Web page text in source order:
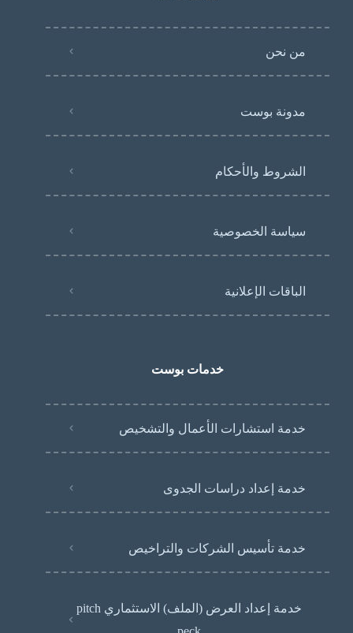
من نحن
مدونة بوست
الشروط والأحكام
سياسة الخصوصية
الباقات الإعلانية
خدمات بوست
خدمة استشارات الأعمال والتشخيص
خدمة إعداد دراسات الجدوى
خدمة تأسيس الشركات والتراخيص
خدمة إعداد العرض (الملف) الاستثماري pitch